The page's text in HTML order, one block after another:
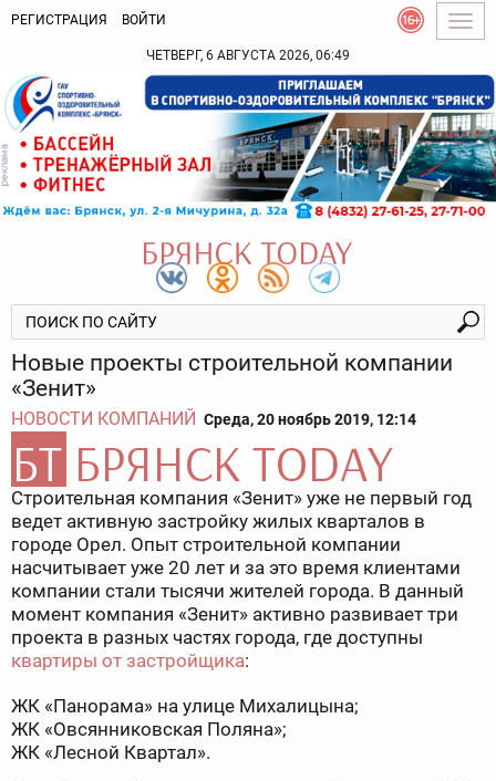
РЕГИСТРАЦИЯ ВОЙТИ
ЧЕТВЕРГ, 6 АВГУСТА 2026, 06:49
Новые проекты строительной компании
«Зенит»
НОВОСТИ КОМПАНИЙ Среда, 20 ноябрь 2019, 12:14
Строительная компания «Зенит» уже не первый год
ведет активную застройку жилых кварталов в
городе Орел. Опыт строительной компании
насчитывает уже 20 лет и за это время клиентами
компании стали тысячи жителей города. В данный
момент компания «Зенит» активно развивает три
проекта в разных частях города, где доступны
квартиры от застройщика:
ЖК «Панорама» на улице Михалицына;
ЖК «Овсянниковская Поляна»;
ЖК «Лесной Квартал».